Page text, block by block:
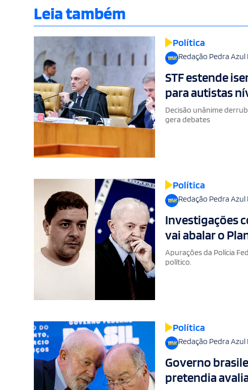
Leia também
Política
Redação Pedra Azul
STF estende
para autistas
Decisão unânime
gera debates
Política
Redação Pedra Azul
Investigações
vai abalar o
Apurações da Polícia
político.
Política
Redação Pedra Azul
Governo
pretendia